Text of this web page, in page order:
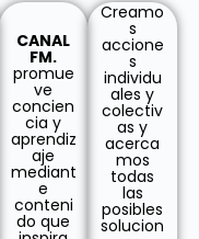
CANAL
FM.
promue
ve
concien
cia y
aprendiz
aje
mediant
e
conteni
do que
Creamo
s
accione
s
individu
ales y
colectiv
as y
acerca
mos
todas
las
posibles
solucion